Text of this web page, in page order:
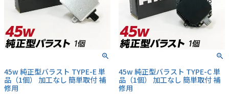
45w 純正型バラスト TYPE-E 単
品（1個） 加工なし 簡単取付 補
修用
45w 純正型バラスト TYPE-C 単
品（1個） 加工なし 簡単取付 補
修用